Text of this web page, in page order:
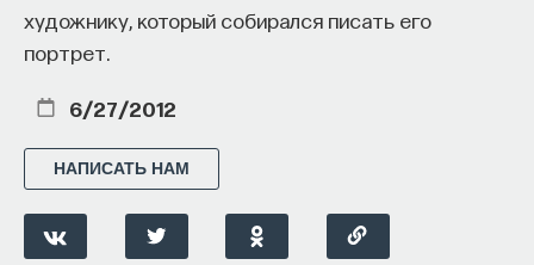
художнику, который собирался писать его
портрет.
6/27/2012
НАПИСАТЬ НАМ